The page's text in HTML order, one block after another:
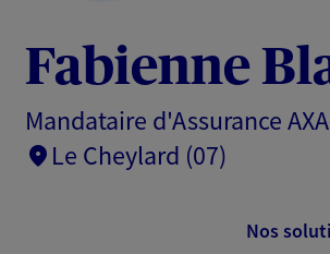
Fabienne
Mandataire d'Assurance AXA
Le Cheylard (07)
Nos